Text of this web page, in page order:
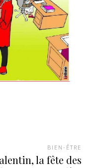
BIEN-ÊTRE
la fête des